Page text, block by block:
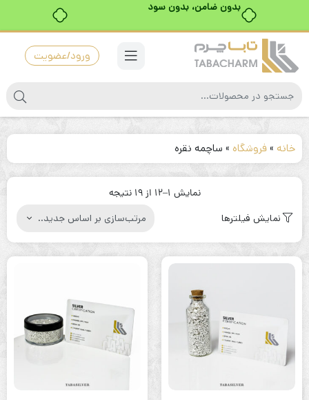
بدون ضامن، بدون سود
ورود/عضویت
خانه »فروشگاه » ساچمه نقره
نمایش 1–12 از 19 نتیجه
مرتب‌سازی
اساس
نمایش فیلترها